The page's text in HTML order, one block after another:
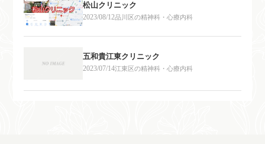
松山クリニック
2023/08/12品川区の精神科・心療内科
五和貴江東クリニック
2023/07/14江東区の精神科・心療内科